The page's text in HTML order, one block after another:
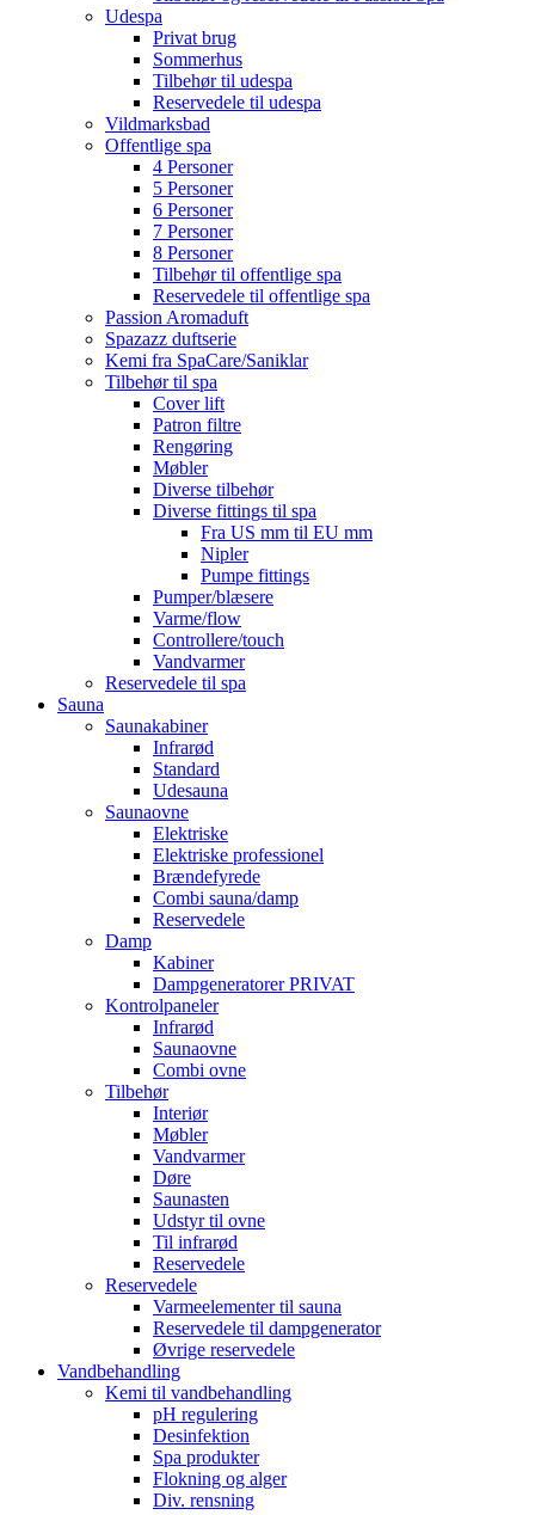
Udespa
Privat brug
Sommerhus
Tilbehør til udespa
Reservedele til udespa
Vildmarksbad
Offentlige spa
4 Personer
5 Personer
6 Personer
7 Personer
8 Personer
Tilbehør til offentlige spa
Reservedele til offentlige spa
Passion Aromaduft
Spazazz duftserie
Kemi fra SpaCare/Saniklar
Tilbehør til spa
Cover lift
Patron filtre
Rengøring
Møbler
Diverse tilbehør
Diverse fittings til spa
Fra US mm til EU mm
Nipler
Pumpe fittings
Pumper/blæsere
Varme/flow
Controllere/touch
Vandvarmer
Reservedele til spa
Sauna
Saunakabiner
Infrarød
Standard
Udesauna
Saunaovne
Elektriske
Elektriske professionel
Brændefyrede
Combi sauna/damp
Reservedele
Damp
Kabiner
Dampgeneratorer PRIVAT
Kontrolpaneler
Infrarød
Saunaovne
Combi ovne
Tilbehør
Interiør
Møbler
Vandvarmer
Døre
Saunasten
Udstyr til ovne
Til infrarød
Reservedele
Reservedele
Varmeelementer til sauna
Reservedele til dampgenerator
Øvrige reservedele
Vandbehandling
Kemi til vandbehandling
pH regulering
Desinfektion
Spa produkter
Flokning og alger
Div. rensning